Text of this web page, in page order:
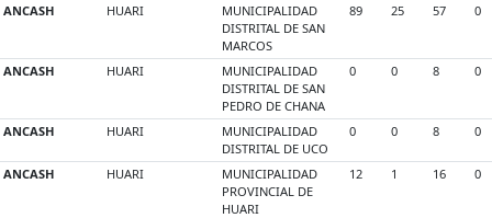
ANCASH HUARI
MUNICIPALIDAD
DISTRITAL DE SAN
MARCOS
89 25 57 0
ANCASH HUARI
MUNICIPALIDAD
DISTRITAL DE SAN
PEDRO DE CHANA
0 0 8 0
ANCASH HUARI
MUNICIPALIDAD
DISTRITAL DE UCO
0 0 8 0
ANCASH HUARI
MUNICIPALIDAD
PROVINCIAL DE
HUARI
12 1 16 0